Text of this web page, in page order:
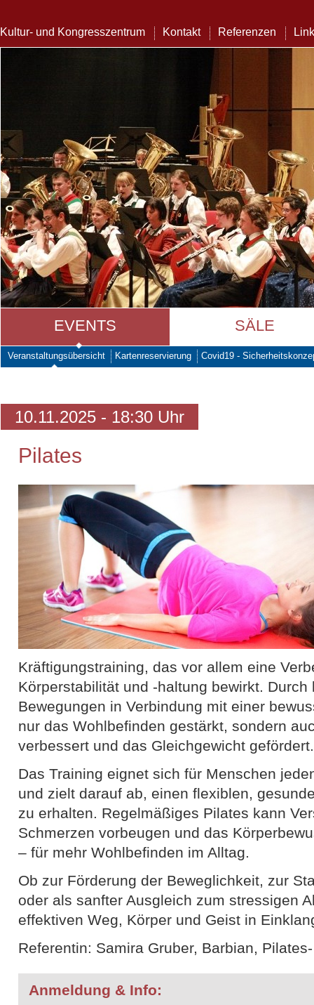
Kultur- und Kongresszentrum Kontakt Referenzen
EVENTS SÄLE
Veranstaltungsübersicht Kartenreservierung Covid19 -
10.11.2025 - 18:30 Uhr
Pilates
Kräftigungstraining, das vor allem eine
Körperstabilität und -haltung bewirkt.
Bewegungen in Verbindung mit einer
nur das Wohlbefinden gestärkt, sondern
verbessert und das Gleichgewicht gefördert.
Das Training eignet sich für Menschen
und zielt darauf ab, einen flexiblen,
zu erhalten. Regelmäßiges Pilates kann
Schmerzen vorbeugen und das
– für mehr Wohlbefinden im Alltag.
Ob zur Förderung der Beweglichkeit, zur
oder als sanfter Ausgleich zum stressigen
effektiven Weg, Körper und Geist in
Referentin: Samira Gruber, Barbian,
Anmeldung & Info: